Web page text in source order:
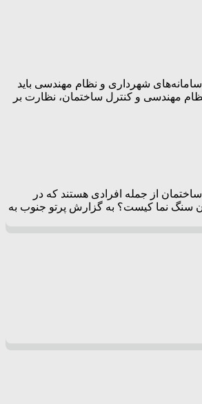
شهرداری و نظام مهندسی باید
مهندسی و کنترل ساختمان، نظارت بر
از جمله افرادی هستند که در
سنگ نما کیست؟ به گزارش پرتو جنوب به